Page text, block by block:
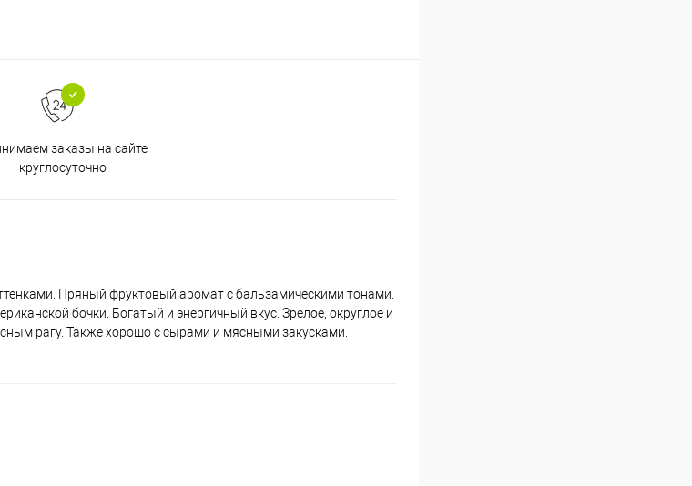
заказы на сайте
круглосуточно
Пряный фруктовый аромат с бальзамическими тонами.
бочки. Богатый и энергичный вкус. Зрелое, округлое и
рагу. Также хорошо с сырами и мясными закусками.